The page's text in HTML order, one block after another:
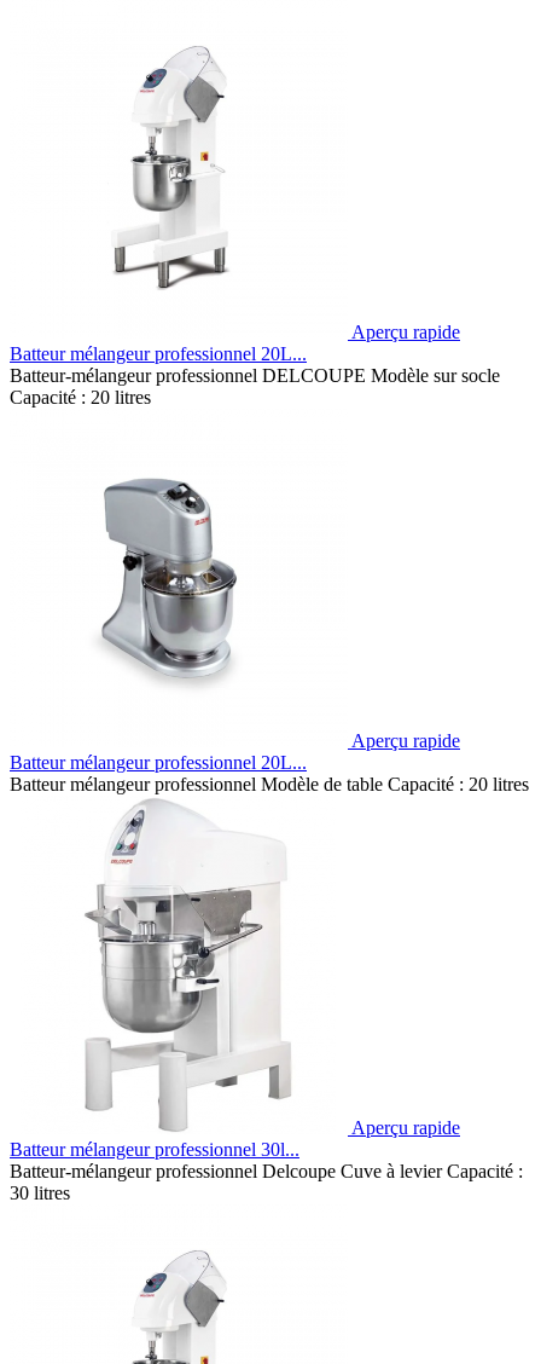
Aperçu rapide
Batteur mélangeur professionnel 20L...
Batteur-mélangeur professionnel DELCOUPE Modèle sur socle
Capacité : 20 litres
Aperçu rapide
Batteur mélangeur professionnel 20L...
Batteur mélangeur professionnel Modèle de table Capacité : 20 litres
Aperçu rapide
Batteur mélangeur professionnel 30l...
Batteur-mélangeur professionnel Delcoupe Cuve à levier Capacité :
30 litres